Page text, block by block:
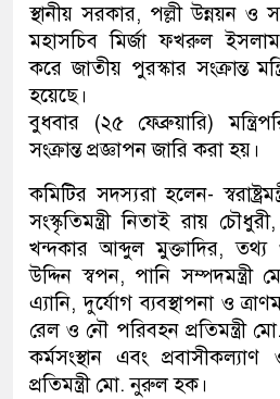
স্থানীয় সরকার, পল্লী উন্নয়ন ও
মহাসচিব মির্জা ফখরুল
করে জাতীয় পুরস্কার সংক্রান্ত
হয়েছে।
বুধবার (২৫ ফেব্রুয়ারি)
সংক্রান্ত প্রজ্ঞাপন জারি করা হয়।
কমিটির সদস্যরা হলেন-
সংস্কৃতিমন্ত্রী নিতাই রায়
খন্দকার আব্দুল মুক্তাদির, তথ্য
উদ্দিন স্বপন, পানি সম্পদমন্ত্রী
এ্যানি, দুর্যোগ ব্যবস্থাপনা ও
রেল ও নৌ পরিবহন প্রতিমন্ত্রী
কর্মসংস্থান এবং প্রবাসীকল্যাণ
প্রতিমন্ত্রী মো. নুরুল হক।